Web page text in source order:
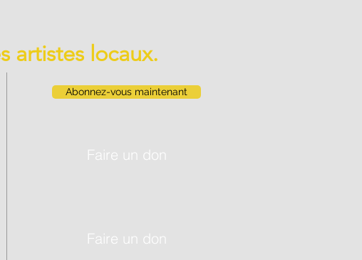
Abonnez-vous maintenant
artistes locaux.
Faire un don
Faire un don